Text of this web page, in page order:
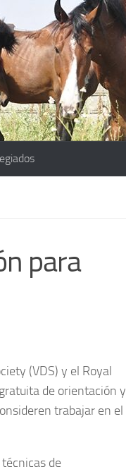
para
(VDS) y el Royal
de orientación y
trabajar en el
de